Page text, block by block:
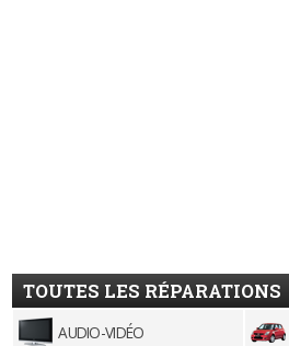
TOUTES LES RÉPARATIONS
AUDIO-VIDÉO